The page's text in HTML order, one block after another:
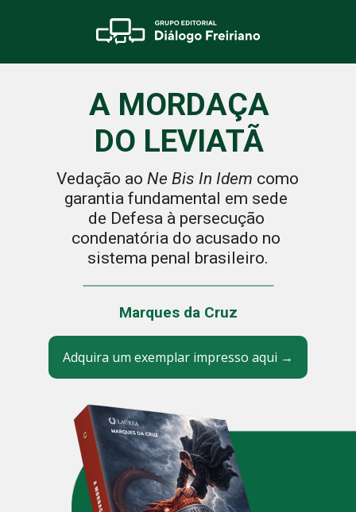
A MORDAÇA
DO LEVIATÃ
Vedação ao Ne Bis In Idem como
garantia fundamental em sede
de Defesa à persecução
condenatória do acusado no
sistema penal brasileiro.
Marques da Cruz
Adquira um exemplar impresso aqui →